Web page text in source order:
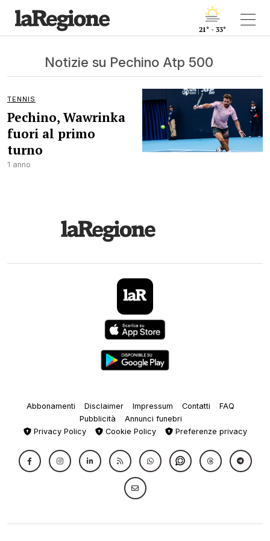
21° - 33°
Notizie su Pechino Atp 500
TENNIS
Pechino, Wawrinka
fuori al primo
turno
1 anno
Abbonamenti Disclaimer Impressum Contatti
FAQ
Pubblicità
Annunci funebri
Privacy Policy
Cookie Policy Preferenze privacy